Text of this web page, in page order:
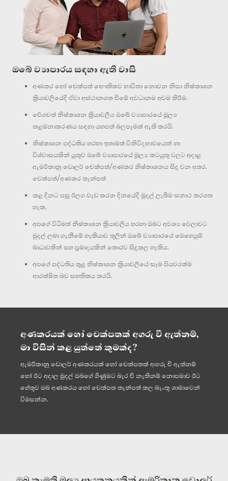
ඔබේ ව්‍යාපාරය සඳහා ඇති වාසි
අණකර හෝ චෙක්පත් භෞතිකව භාවිතා නොවන නිසා නිෂ්කාශන
ක්‍රියාවලියේදී ඒවා අස්ථානගත වීමේ අවධානම අවම කිරීම.
වේගවත් නිෂ්කාශන ක්‍රියාවලිය ඔබේ ව්‍යාපාරයේ මූල්‍ය
කළමනාකරණය සඳහා යහපත් බලපෑමක් ඇති කරයි.
නිෂ්කාශන පද්ධතිය හරහා ඉතාමත් විනිවිදභාවයෙන් හා
විශ්වාසයකින් යුතුව ඔබේ ව්‍යාපාරයේ මූල්‍ය කටයුතු වලට අදාළ
ඇමරිකානු ඩොලර් චෙක්පත්/අණකර නිෂ්කාශනය සිදු වන අතර,
චෙක්පත්/අණකර තැන්පත්
කළ දිනට පසු ඊලග වැඩ කරන දිනයේදී මුදල් ලැබීම සනාථ කරගත
හැක.
අපගේ විධිමත් නිෂ්කාශන ක්‍රියාවලිය හරහා ඔබට අවශ්‍ය වෙලාවට
මුදල් ලබා ගැනීමේ හැකියාව තුලින් ඔබේ ව්‍යාපාරයේ මෙහෙයුම්
බාධාවකින් සහ ප්‍රමාදයකින් තොරව සිදුකල හැකිය.
අපගේ පද්ධතිය තුළ නිෂ්කාශන ක්‍රියාවලියේ සෑම පියවරක්ම
ආරක්ෂිත බව සහතිකය කරයි.
අණකරයක් හෝ චෙක්පතක් අගරු වී ඇත්නම්,
මා විසින් කළ යුත්තේ කුමක්ද?
ඇමරිකානු ඩොලර් අණකරයක් හෝ චෙක්පතක් අඟරු වී ඇත්නම්
හෝ ඊට අදාල මුදල් ඔබගේ ගිණුමට බැර වී නැතිනම් නොපමාව ඊට
හේතුව ඔබ අණකරය හෝ චෙක්පත තැන්පත් කල බැංකු ශාඛාවෙන්
විමසන්න.